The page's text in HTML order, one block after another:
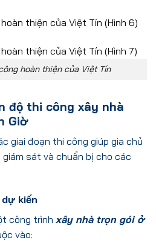
hoàn thiện của Việt Tín
độ thi công xây nhà
Giờ
giai đoạn thi công giúp gia chủ
sát và chuẩn bị cho các
kiến
công trình xây nhà trọn gói ở
vào: